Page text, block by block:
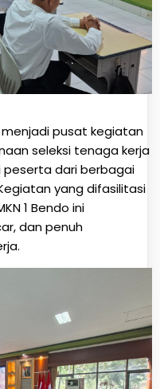
menjadi pusat kegiatan
seleksi tenaga kerja
peserta dari berbagai
yang difasilitasi
1 Bendo ini
dan penuh